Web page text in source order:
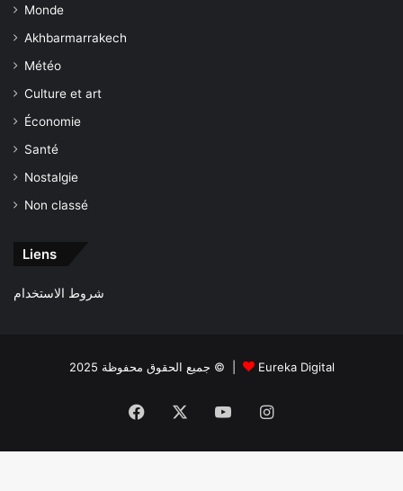
Monde
Akhbarmarrakech
Météo
Culture et art
Économie
Santé
Nostalgie
Non classé
Liens
شروط الاستخدام
جميع الحقوق محفوظة 2025 © | Eureka Digital
Facebook YouTubeInstagram